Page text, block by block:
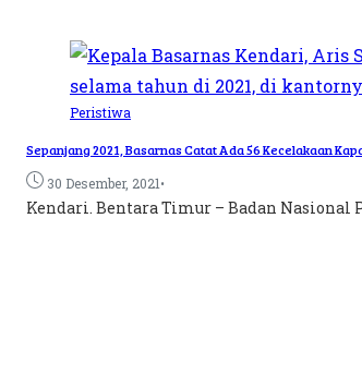
Peristiwa
Sepanjang 2021, Basarnas Catat Ada 56 Kecelakaan
30 Desember, 2021•
Kendari. Bentara Timur – Badan Nasional